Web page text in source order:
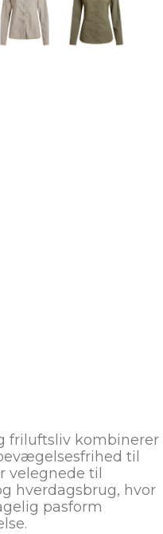
friluftsliv kombinerer
til
velegnede til
hverdagsbrug, hvor
pasform